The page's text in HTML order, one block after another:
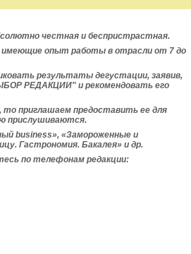
честная и беспристрастная.
имеющие опыт работы в отрасли от 7 до
результаты дегустации, заявив,
РЕДАКЦИИ" и рекомендовать его
то приглашаем предоставить ее для
прислушиваются.
business», «Замороженные и
Гастрономия. Бакалея» и др.
по телефонам редакции: